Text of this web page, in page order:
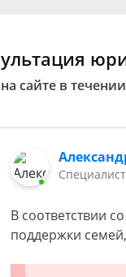
сайте в
В соответствии
поддержки